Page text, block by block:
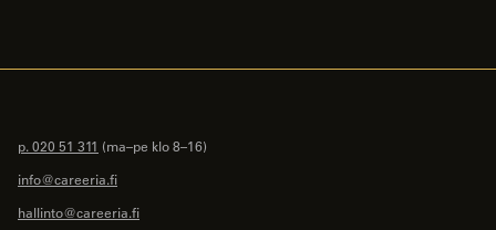
p. 020 51 311 (ma–pe klo 8–16)
info@careeria.fi
hallinto@careeria.fi